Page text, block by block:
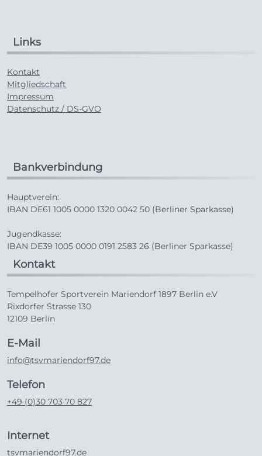
Links
Kontakt
Mitgliedschaft
Impressum
Datenschutz / DS-GVO
Bankverbindung
Hauptverein:
IBAN DE61 1005 0000 1320 0042 50 (Berliner Sparkasse)
Jugendkasse:
IBAN DE39 1005 0000 0191 2583 26 (Berliner Sparkasse)
Kontakt
Tempelhofer Sportverein Mariendorf 1897 Berlin e.V
Rixdorfer Strasse 130
12109 Berlin
E-Mail
info@tsvmariendorf97.de
Telefon
+49 (0)30 703 70 827
Internet
tsvmariendorf97.de